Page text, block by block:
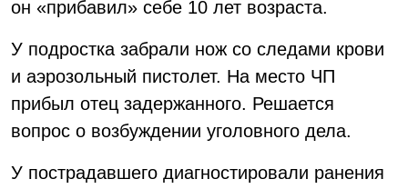
он «прибавил» себе 10 лет возраста.
У подростка забрали нож со следами крови
и аэрозольный пистолет. На место ЧП
прибыл отец задержанного. Решается
вопрос о возбуждении уголовного дела.
У пострадавшего диагностировали ранения